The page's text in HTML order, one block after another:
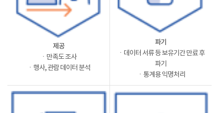
제공
ㆍ만족도 조사
ㆍ행사, 관람 데이터 분석
파기
ㆍ데이터 서류 등 보유기간 만료 후
파기
ㆍ통계용 익명처리